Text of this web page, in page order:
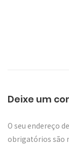
Deixe um
O seu endereço
obrigatórios são